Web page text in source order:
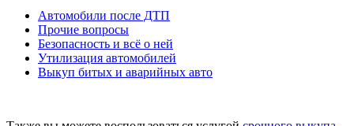
Автомобили после ДТП
Прочие вопросы
Безопасность и всё о ней
Утилизация автомобилей
Выкуп битых и аварийных авто